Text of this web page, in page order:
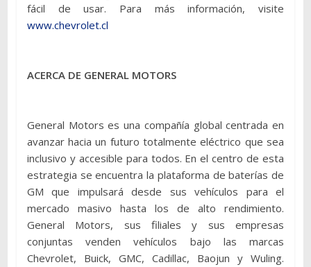
fácil de usar. Para más información, visite
www.chevrolet.cl
ACERCA DE GENERAL MOTORS
General Motors es una compañía global centrada en
avanzar hacia un futuro totalmente eléctrico que sea
inclusivo y accesible para todos. En el centro de esta
estrategia se encuentra la plataforma de baterías de
GM que impulsará desde sus vehículos para el
mercado masivo hasta los de alto rendimiento.
General Motors, sus filiales y sus empresas
conjuntas venden vehículos bajo las marcas
Chevrolet, Buick, GMC, Cadillac, Baojun y Wuling.